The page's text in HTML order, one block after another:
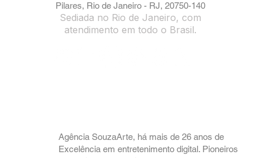
Agência SouzaArte, há mais de 26 anos de
Excelência em entretenimento digital. Pioneiros
Pilares, Rio de Janeiro - RJ, 20750-140
Sediada no Rio de Janeiro, com
atendimento em todo o Brasil.